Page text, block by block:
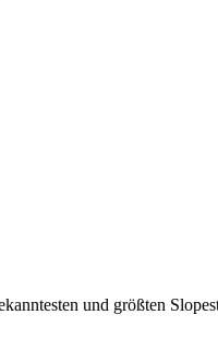
und größten